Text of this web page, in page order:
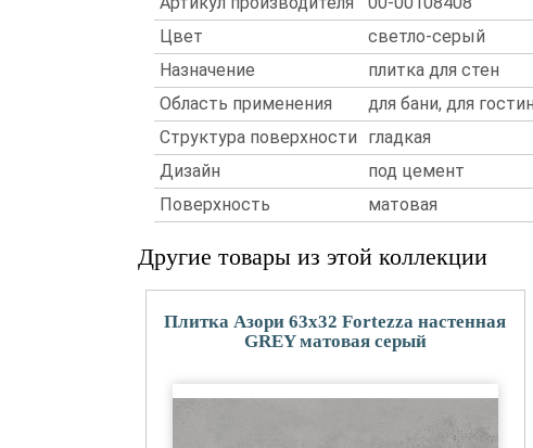
Цвет
светло-серый
Назначение
плитка для стен
Область применения
для бани, для
Структура поверхности
гладкая
Дизайн
под цемент
Поверхность
матовая
Другие товары из этой коллекции
Плитка Азори 63x32 Fortezza настенная
GREY матовая серый